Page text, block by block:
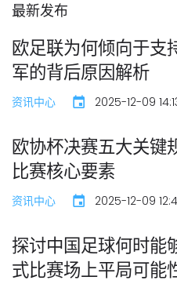
最新发布
欧足联为何倾向于支
军的背后原因解析
资讯中心 2025-12-09
欧协杯决赛五大关键
比赛核心要素
资讯中心 2025-12-09
探讨中国足球何时能
式比赛场上平局可能